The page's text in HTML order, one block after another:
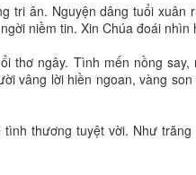
tri ân. Nguyện dâng tuổi xuân
niềm tin. Xin Chúa đoái
thơ ngây. Tình mến nồng
vâng lời hiền ngoan, vàng
thương tuyệt vời. Như